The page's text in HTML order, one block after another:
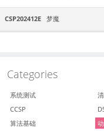
CSP202412E 梦魔
Categories
系统测试
CCSP
算法基础